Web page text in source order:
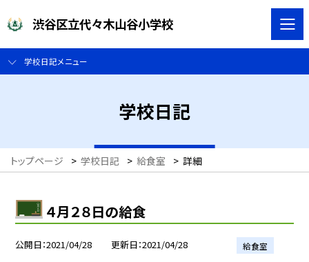
渋谷区立代々木山谷小学校
学校日記メニュー
学校日記
トップページ > 学校日記 > 給食室 > 詳細
４月２８日の給食
公開日 2021/04/28 更新日 2021/04/28 給食室